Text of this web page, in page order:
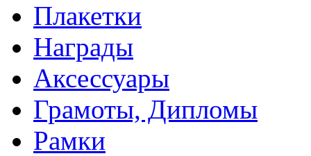
Плакетки
Награды
Аксессуары
Грамоты, Дипломы
Рамки